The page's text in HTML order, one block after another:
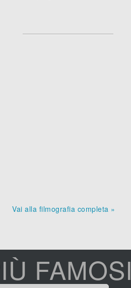
Vai alla filmografia completa »
FAMOSI